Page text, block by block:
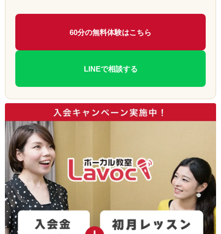
60分の無料体験はこちら
LINEで相談する